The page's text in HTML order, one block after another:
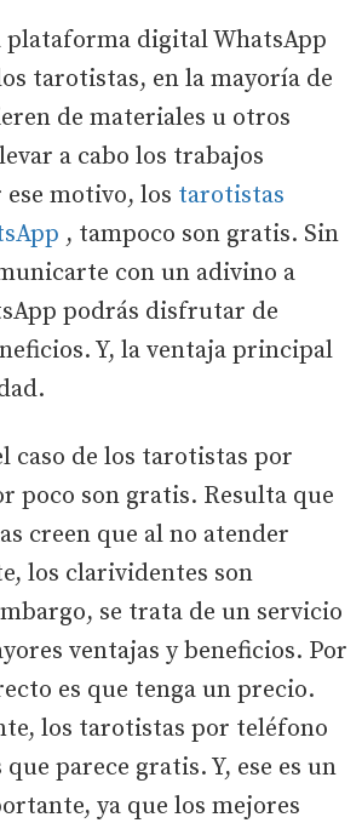
plataforma digital WhatsApp
tarotistas, en la mayoría de
de materiales u otros
a cabo los trabajos
motivo, los tarotistas
, tampoco son gratis. Sin
con un adivino a
podrás disfrutar de
Y, la ventaja principal
caso de los tarotistas por
poco son gratis. Resulta que
creen que al no atender
los clarividentes son
se trata de un servicio
ventajas y beneficios. Por
es que tenga un precio.
los tarotistas por teléfono
parece gratis. Y, ese es un
ya que los mejores